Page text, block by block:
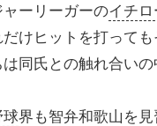
ャーリーガーのイチロ
だけヒットを打って
同氏との触れ合い
球界も智弁和歌山を見